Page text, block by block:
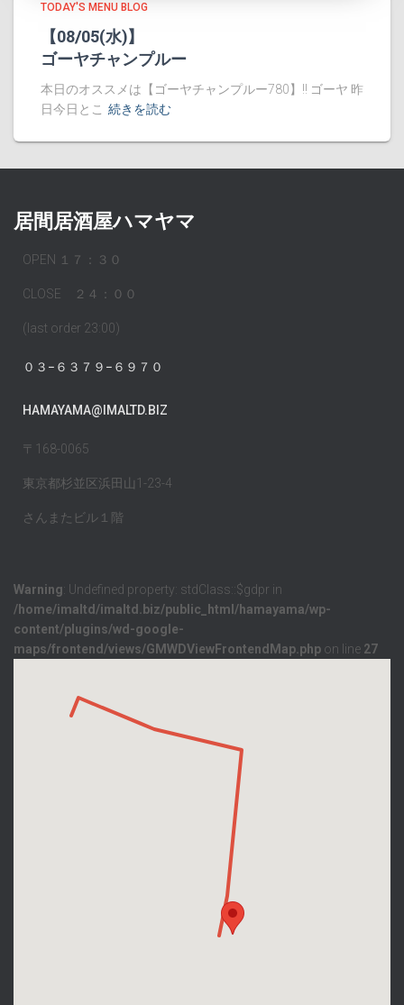
TODAY'S MENU BLOG
【08/05(水)】
ゴーヤチャンプルー
本日のオススメは【ゴーヤチャンプルー780】!! ゴーヤ 昨
日今日とこ 続きを読む
居間居酒屋ハマヤマ
OPEN １７：３０
CLOSE ２４：００
(last order 23:00)
０３−６３７９−６９７０
HAMAYAMA@IMALTD.BIZ
〒168-0065
東京都杉並区浜田山1-23-4
さんまたビル１階
Warning: Undefined property: stdClass::$gdpr in
/home/imaltd/imaltd.biz/public_html/hamayama/wp-
content/plugins/wd-google-
maps/frontend/views/GMWDViewFrontendMap.php on line 27